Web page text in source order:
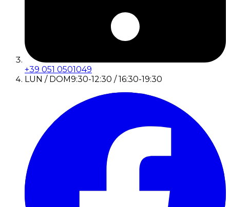
+39 051 0501049
LUN / DOM9:30-12:30 / 16:30-19:30